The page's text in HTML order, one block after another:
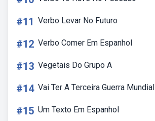
#11 Verbo Levar No Futuro
#12 Verbo Comer Em Espanhol
#13 Vegetais Do Grupo A
#14 Vai Ter A Terceira Guerra Mundial
#15 Um Texto Em Espanhol